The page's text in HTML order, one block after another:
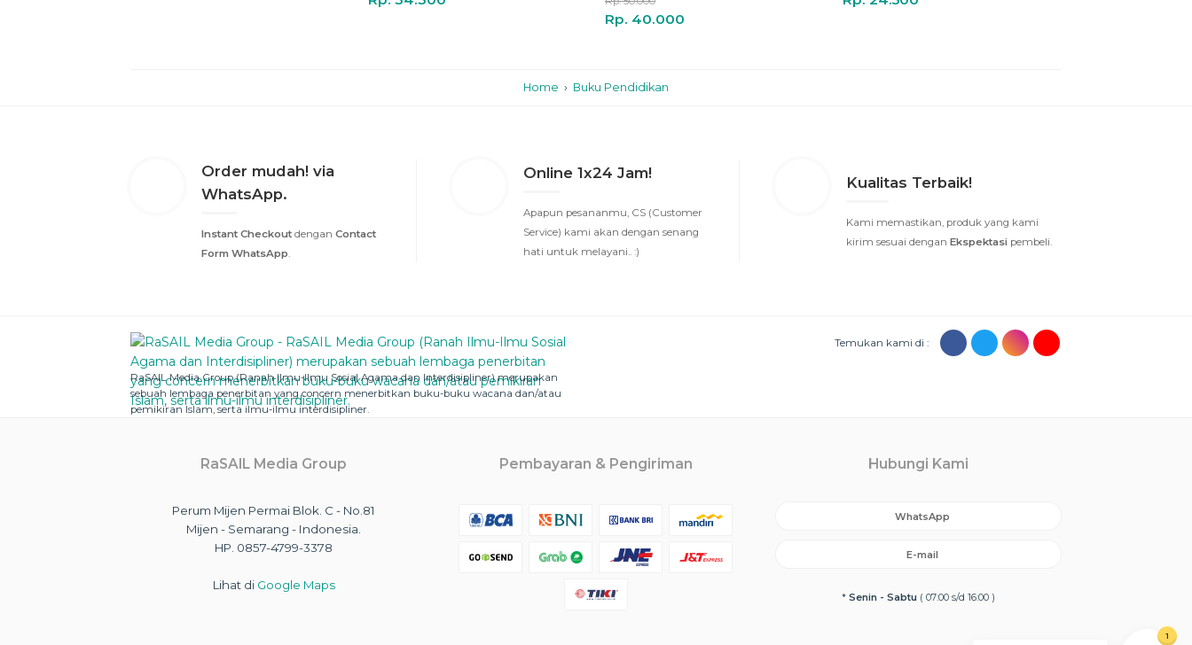
Home › Buku Pendidikan
Order mudah! via
WhatsApp.
Instant Checkout dengan Contact
Form WhatsApp.
Online 1x24 Jam!
Apapun pesananmu, CS (Customer
Service) kami akan dengan senang
hati untuk melayani.. :)
Kualitas Terbaik!
Kami memastikan, produk yang kami
kirim sesuai dengan Ekspektasi pembeli.
RaSAIL Media Group (Ranah Ilmu-Ilmu Sosial Agama dan Interdisipliner) merupakan
sebuah lembaga penerbitan yang concern menerbitkan buku-buku wacana dan/atau
pemikiran Islam, serta ilmu-ilmu interdisipliner.
Temukan kami di :
RaSAIL Media Group
Perum Mijen Permai Blok. C - No.81
Mijen - Semarang - Indonesia.
HP. 0857-4799-3378
Lihat di Google Maps
Pembayaran & Pengiriman Hubungi Kami
WhatsApp
E-mail
* Senin - Sabtu ( 07:00 s/d 16:00 )
1